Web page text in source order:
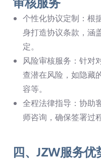
个性化协议定制：根
身打造协议条款，涵
定。
风险审核服务：针对
查潜在风险，如隐藏
容等。
全程法律指导：协助
师咨询，确保签署过
四、JZW服务